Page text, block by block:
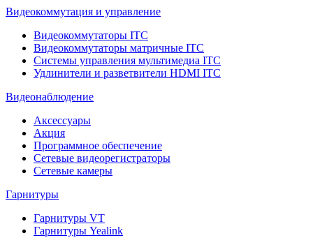
Видеокоммутация и управление
Видеокоммутаторы ITC
Видеокоммутаторы матричные ITC
Системы управления мультимедиа ITC
Удлинители и разветвители HDMI ITC
Видеонаблюдение
Аксессуары
Акция
Программное обеспечение
Сетевые видеорегистраторы
Сетевые камеры
Гарнитуры
Гарнитуры VT
Гарнитуры Yealink